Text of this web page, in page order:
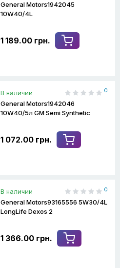
General Motors1942045
10W40/4L
1 189.00 грн.
В наличии 0
General Motors1942046
10W40/5л GM Semi Synthetic
1 072.00 грн.
В наличии 0
General Motors93165556 5W30/4L
LongLife Dexos 2
1 366.00 грн.